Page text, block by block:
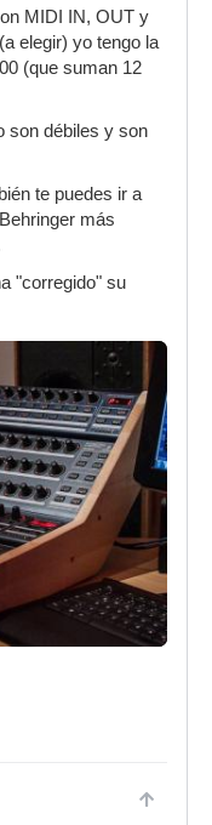
MIDI IN, OUT y
elegir) yo tengo la
(que suman 12
son débiles y son
te puedes ir a
más
"corregido" su